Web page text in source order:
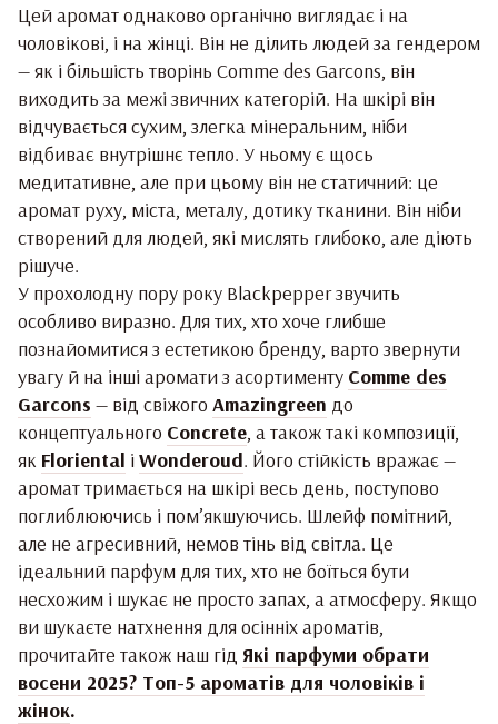
Цей аромат однаково органічно виглядає і на
чоловікові, і на жінці. Він не ділить людей за гендером
— як і більшість творінь Comme des Garcons, він
виходить за межі звичних категорій. На шкірі він
відчувається сухим, злегка мінеральним, ніби
відбиває внутрішнє тепло. У ньому є щось
медитативне, але при цьому він не статичний: це
аромат руху, міста, металу, дотику тканини. Він ніби
створений для людей, які мислять глибоко, але діють
рішуче.
У прохолодну пору року Blackpepper звучить
особливо виразно. Для тих, хто хоче глибше
познайомитися з естетикою бренду, варто звернути
увагу й на інші аромати з асортименту Comme des
Garcons — від свіжого Amazingreen до
концептуального Concrete, а також такі композиції,
як Floriental іWonderoud. Його стійкість вражає —
аромат тримається на шкірі весь день, поступово
поглиблюючись і пом’якшуючись. Шлейф помітний,
але не агресивний, немов тінь від світла. Це
ідеальний парфум для тих, хто не боїться бути
несхожим і шукає не просто запах, а атмосферу. Якщо
ви шукаєте натхнення для осінніх ароматів,
прочитайте також наш гід Які парфуми обрати
восени 2025? Топ-5 ароматів для чоловіків і
жінок.